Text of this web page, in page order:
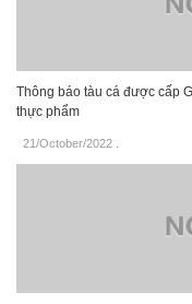
Thông báo tàu cá được cấp
thực phẩm
21/October/2022